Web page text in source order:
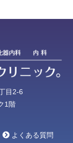
目2-6
1階
よくある質問